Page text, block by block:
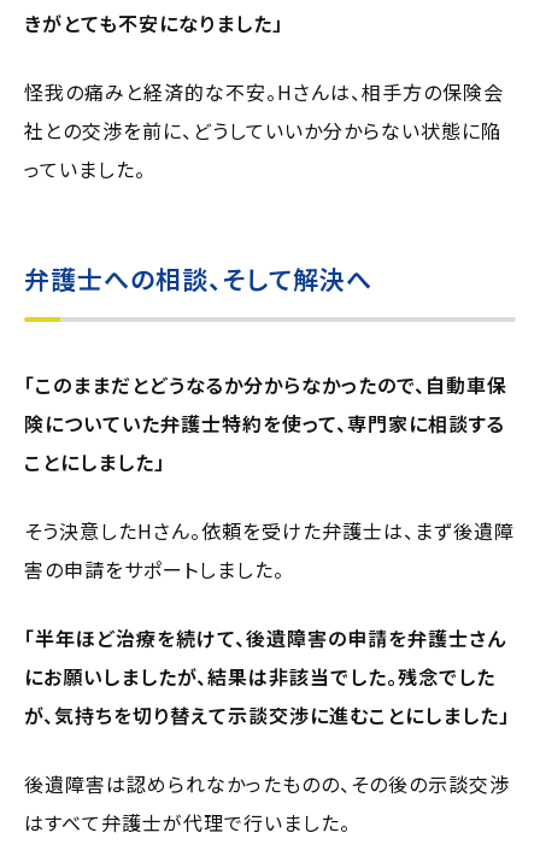
きがとても不安になりました」
怪我の痛みと経済的な不安。Hさんは、相手方の保険会
社との交渉を前に、どうしていいか分からない状態に陥
っていました。
弁護士への相談、そして解決へ
「このままだとどうなるか分からなかったので、自動車保
険についていた弁護士特約を使って、専門家に相談する
ことにしました」
そう決意したHさん。依頼を受けた弁護士は、まず後遺障
害の申請をサポートしました。
「半年ほど治療を続けて、後遺障害の申請を弁護士さん
にお願いしましたが、結果は非該当でした。残念でした
が、気持ちを切り替えて示談交渉に進むことにしました」
後遺障害は認められなかったものの、その後の示談交渉
はすべて弁護士が代理で行いました。